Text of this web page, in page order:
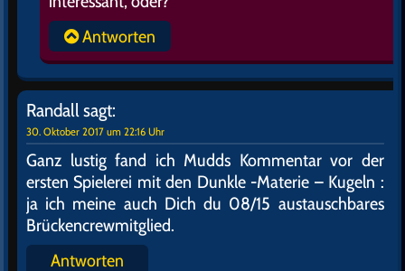
Antworten
Randall sagt:
30. Oktober 2017 um 22:16 Uhr
Ganz lustig fand ich Mudds Kommentar vor der
ersten Spielerei mit den Dunkle -Materie – Kugeln :
ja ich meine auch Dich du 08/15 austauschbares
Brückencrewmitglied.
Antworten